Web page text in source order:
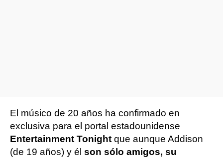
El músico de 20 años ha confirmado en
exclusiva para el portal estadounidense
Entertainment Tonight que aunque Addison
(de 19 años) y él son sólo amigos, su